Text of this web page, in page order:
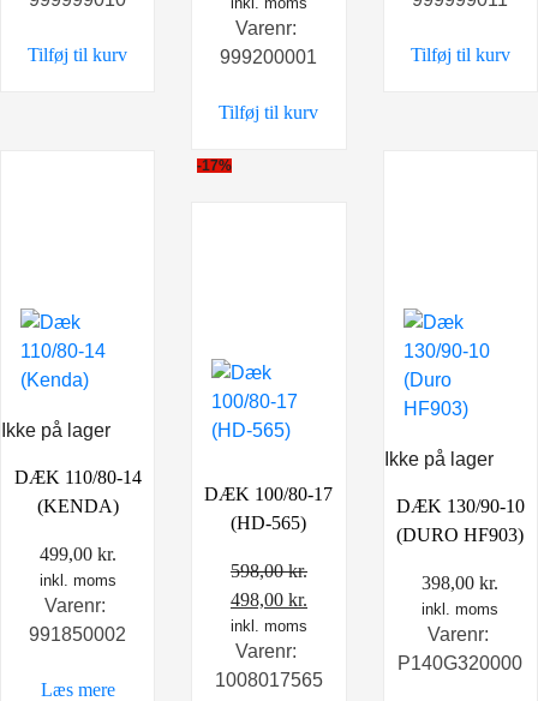
Tilføj til kurv
Varenr:
999200001
Tilføj til kurv
Tilføj til kurv
Ikke på lager
DÆK 110/80-14
(KENDA)
499,00 kr.
inkl. moms
Varenr:
991850002
Læs mere
-17%
DÆK 100/80-17
(HD-565)
598,00kr.
Den
oprindelige
pris
var:
498,00 kr.
aktuelle
er:
inkl. moms
Varenr:
1008017565
Ikke på lager
DÆK 130/90-10
(DURO HF903)
398,00kr.
inkl. moms
Varenr:
P140G320000